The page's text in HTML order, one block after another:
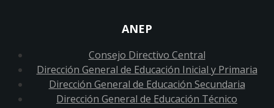
ANEP
Consejo Directivo Central
Dirección General de Educación Inicial y Primaria
Dirección General de Educación Secundaria
Dirección General de Educación Técnico